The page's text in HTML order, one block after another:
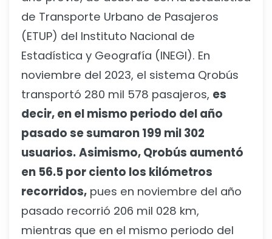
de Transporte Urbano de Pasajeros
(ETUP) del Instituto Nacional de
Estadística y Geografía (INEGI). En
noviembre del 2023, el sistema Qrobús
transportó 280 mil 578 pasajeros, es
decir, en el mismo periodo del año
pasado se sumaron 199 mil 302
usuarios. Asimismo, Qrobús aumentó
en 56.5 por ciento los kilómetros
recorridos, pues en noviembre del año
pasado recorrió 206 mil 028 km,
mientras que en el mismo periodo del